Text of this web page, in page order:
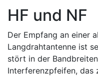
HF und NF
Der Empfang an einer
Langdrahtantenne ist
stört in der
Interferenzpfeifen, das